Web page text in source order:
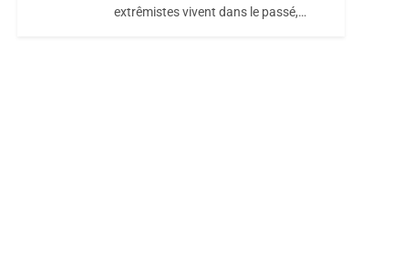
Maroc : Les Amandes
extrêmistes vivent dans le passé,…